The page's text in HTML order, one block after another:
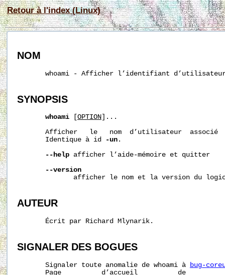
Retour à l'index (Linux)
NOM
whoami - Afficher l’identifiant
SYNOPSIS
whoami OPTION ]...
Afficher   le   nom  d’utilisateur  associé
       Identique à id
-un .
--help afficher l’aide-mémoire et quitter
--version
afficher le nom et la version du
AUTEUR
       Écrit par Richard Mlynarik.
SIGNALER DES BOGUES
       Signaler toute anomalie de whoami à
bug-
Page          d’accueil          de